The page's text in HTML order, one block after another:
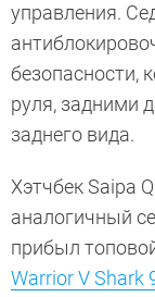
управления.
безопасности,
руля, задними
заднего вида.
Хэтчбек Saipa
аналогичный
прибыл
Warrior V Shark